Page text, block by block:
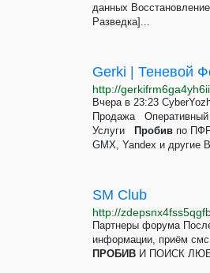
данных
Разведка]...
Gerki | Теневой
http://
Вчера в 23:23
Продажа Оперативный
Услуги
Пробив по
GMX, Yandex и другие
SM Club
http://
Партнеры форума
информации, приём
ПРОБИВ И ПОИСК